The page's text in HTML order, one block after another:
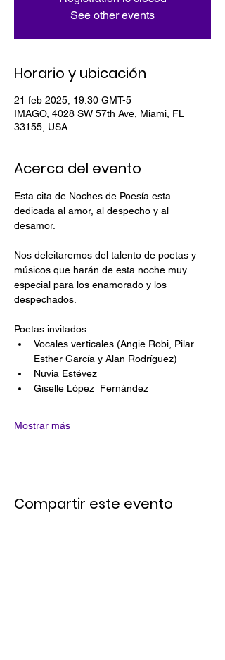
See other events
Horario y ubicación
21 feb 2025, 19:30 GMT-5
IMAGO, 4028 SW 57th Ave, Miami, FL
33155, USA
Acerca del evento
Esta cita de Noches de Poesía esta
dedicada al amor, al despecho y al
desamor.
Nos deleitaremos del talento de poetas y
músicos que harán de esta noche muy
especial para los enamorado y los
despechados.
Poetas invitados:
Vocales verticales (Angie Robi, Pilar
Esther García y Alan Rodríguez)
Nuvia Estévez
Giselle López  Fernández
Mostrar más
Compartir este evento